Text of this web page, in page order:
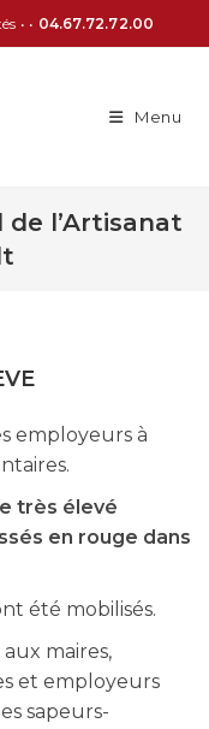
• • 04.67.72.72.00
Menu
l’Artisanat
employeurs à
très élevé
en rouge dans
été mobilisés.
maires,
et employeurs
sapeurs-